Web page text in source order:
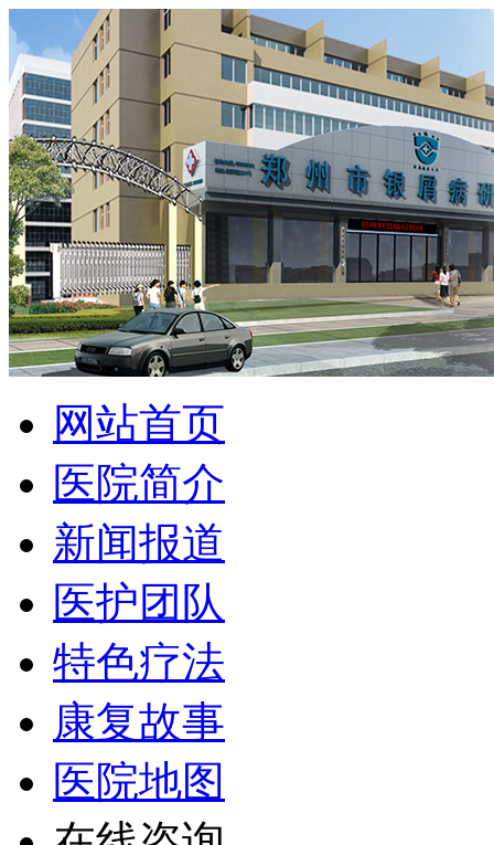
网站首页
医院简介
新闻报道
医护团队
特色疗法
康复故事
医院地图